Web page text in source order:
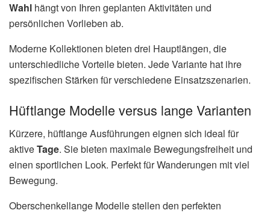
Wahl hängt von Ihren geplanten Aktivitäten und
persönlichen Vorlieben ab.
Moderne Kollektionen bieten drei Hauptlängen, die
unterschiedliche Vorteile bieten. Jede Variante hat ihre
spezifischen Stärken für verschiedene Einsatzszenarien.
Hüftlange Modelle versus lange Varianten
Kürzere, hüftlange Ausführungen eignen sich ideal für
aktiveTage. Sie bieten maximale Bewegungsfreiheit und
einen sportlichen Look. Perfekt für Wanderungen mit viel
Bewegung.
Oberschenkellange Modelle stellen den perfekten